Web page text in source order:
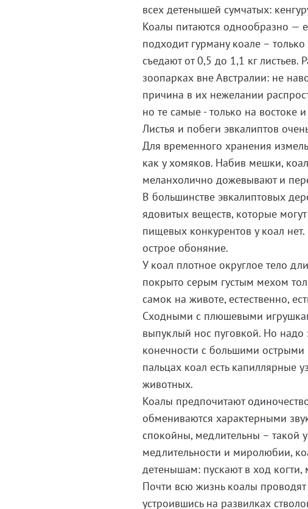
всех детенышей сумчатых:
Коалы питаются однообразно —
подходит гурману коале –
съедают от 0,5 до 1,1 кг
зоопарках вне Австралии: не
причина в их нежелании
но те самые - только на востоке
Листья и побеги эвкалиптов
Для временного хранения
как у хомяков. Набив мешки,
меланхолично дожевывают и
В большинстве эвкалиптовых
ядовитых веществ, которые
пищевых конкурентов у коал
острое обоняние.
У коал плотное округлое тело
покрыто серым густым мехом
самок на животе, естественно,
Сходными с плюшевыми
выпуклый нос пуговкой. Но
конечности с большими
пальцах коал есть капиллярные
животных.
Коалы предпочитают
обмениваются характерными
спокойны, медлительны –
медлительности и миролюбии,
детенышам: пускают в ход
Почти всю жизнь коалы
устроившись на развилках